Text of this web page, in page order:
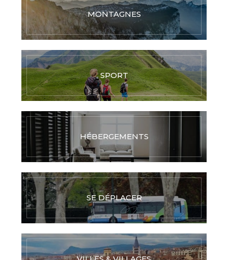
MONTAGNES
SPORT
HÉBERGEMENTS
SE DÉPLACER